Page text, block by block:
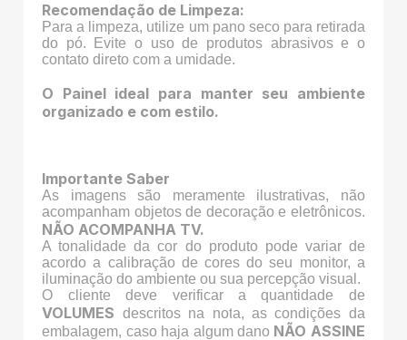
Recomendação de Limpeza:
Para a limpeza, utilize um pano seco para retirada
do pó. Evite o uso de produtos abrasivos e o
contato direto com a umidade.
O Painel ideal para manter seu ambiente
organizado e com estilo.
Importante Saber
As imagens são meramente ilustrativas, não
acompanham objetos de decoração e eletrônicos.
NÃO ACOMPANHA TV.
A tonalidade da cor do produto pode variar de
acordo a calibração de cores do seu monitor, a
iluminação do ambiente ou sua percepção visual.
O cliente deve verificar a quantidade de
VOLUMES descritos na nota, as condições da
embalagem, caso haja algum dano NÃO ASSINE